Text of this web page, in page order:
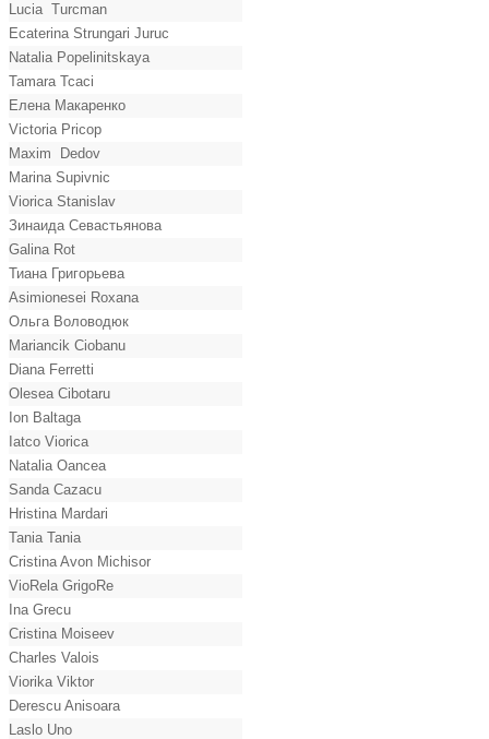
Lucia Turcman
Ecaterina Strungari Juruc
Natalia Popelinitskaya
Tamara Tcaci
Елена Макаренко
Victoria Pricop
Maxim Dedov
Marina Supivnic
Viorica Stanislav
Зинаида Севастьянова
Galina Rot
Тиана Григорьева
Asimionesei Roxana
Ольга Воловодюк
Mariancik Ciobanu
Diana Ferretti
Olesea Cibotaru
Ion Baltaga
Iatco Viorica
Natalia Oancea
Sanda Cazacu
Hristina Mardari
Tania Tania
Cristina Avon Michisor
VioRela GrigoRe
Ina Grecu
Cristina Moiseev
Charles Valois
Viorika Viktor
Derescu Anisoara
Laslo Uno